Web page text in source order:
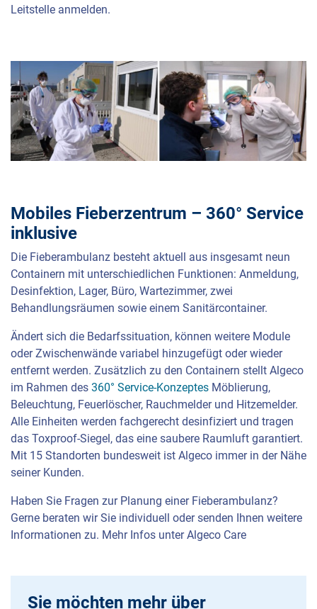
Leitstelle anmelden.
Mobiles Fieberzentrum – 360° Service
inklusive
Die Fieberambulanz besteht aktuell aus insgesamt neun
Containern mit unterschiedlichen Funktionen: Anmeldung,
Desinfektion, Lager, Büro, Wartezimmer, zwei
Behandlungsräumen sowie einem Sanitärcontainer.
Ändert sich die Bedarfssituation, können weitere Module
oder Zwischenwände variabel hinzugefügt oder wieder
entfernt werden. Zusätzlich zu den Containern stellt Algeco
im Rahmen des 360° Service-Konzeptes Möblierung,
Beleuchtung, Feuerlöscher, Rauchmelder und Hitzemelder.
Alle Einheiten werden fachgerecht desinfiziert und tragen
das Toxproof-Siegel, das eine saubere Raumluft garantiert.
Mit 15 Standorten bundesweit ist Algeco immer in der Nähe
seiner Kunden.
Haben Sie Fragen zur Planung einer Fieberambulanz?
Gerne beraten wir Sie individuell oder senden Ihnen weitere
Informationen zu. Mehr Infos unter Algeco Care
Sie möchten mehr über